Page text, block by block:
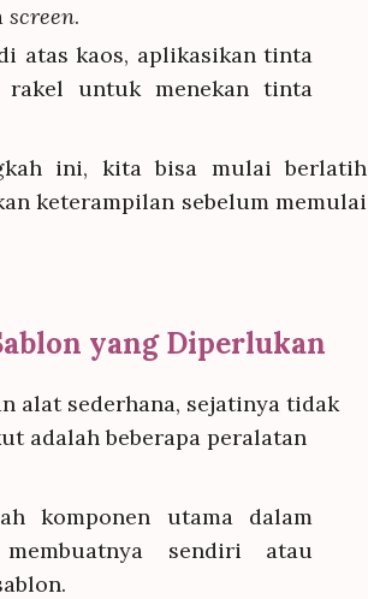
screen.
atas kaos, aplikasikan tinta
untuk menekan tinta
ini, kita bisa mulai berlatih
keterampilan sebelum memulai
yang Diperlukan
alat sederhana, sejatinya tidak
adalah beberapa peralatan
komponen utama dalam
sendiri atau